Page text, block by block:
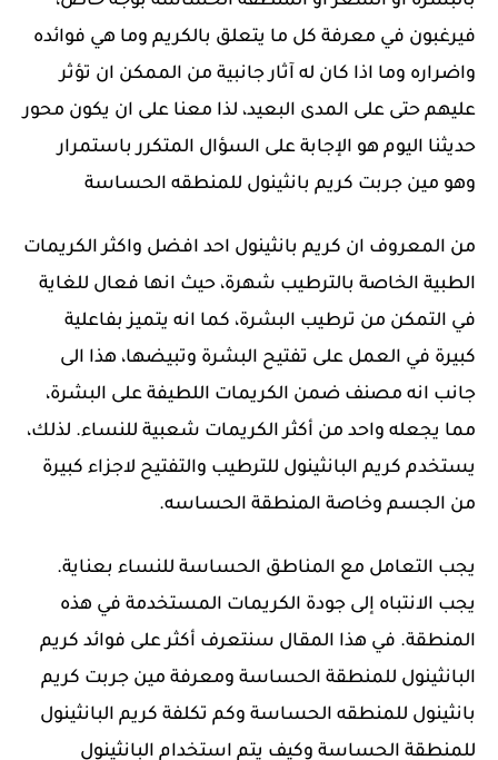
فيرغبون في معرفة كل ما يتعلق بالكريم وما هي فوائده
واضراره وما اذا كان له آثار جانبية من الممكن ان تؤثر
عليهم حتى على المدى البعيد، لذا معنا على ان يكون محور
حديثنا اليوم هو الإجابة على السؤال المتكرر باستمرار
وهو مين جربت كريم بانثينول للمنطقه الحساسة
من المعروف ان كريم بانثينول احد افضل واكثر الكريمات
الطبية الخاصة بالترطيب شهرة، حيث انها فعال للغاية
في التمكن من ترطيب البشرة، كما انه يتميز بفاعلية
كبيرة في العمل على تفتيح البشرة وتبيضها، هذا الى
جانب انه مصنف ضمن الكريمات اللطيفة على البشرة،
مما يجعله واحد من أكثر الكريمات شعبية للنساء. لذلك،
يستخدم كريم البانثينول للترطيب والتفتيح لاجزاء كبيرة
من الجسم وخاصة المنطقة الحساسه.
يجب التعامل مع المناطق الحساسة للنساء بعناية.
يجب الانتباه إلى جودة الكريمات المستخدمة في هذه
المنطقة. في هذا المقال سنتعرف أكثر على فوائد كريم
البانثينول للمنطقة الحساسة ومعرفة مين جربت كريم
بانثينول للمنطقه الحساسة وكم تكلفة كريم البانثينول
للمنطقة الحساسة وكيف يتم استخدام البانثينول